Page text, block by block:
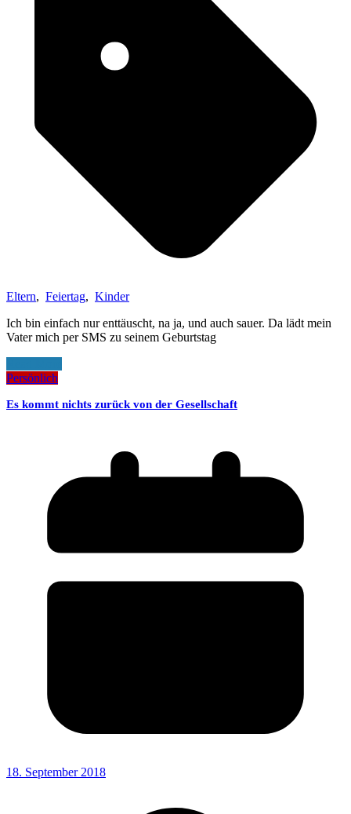
Eltern, Feiertag, Kinder
Ich bin einfach nur enttäuscht, na ja, und auch sauer. Da lädt mein
Vater mich per SMS zu seinem Geburtstag
Persönlich
Es kommt nichts zurück von der Gesellschaft
18. September 2018